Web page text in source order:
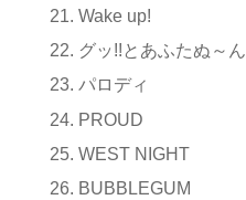
Wake up!
グッ!!とあふたぬ～ん
パロディ
PROUD
WEST NIGHT
BUBBLEGUM